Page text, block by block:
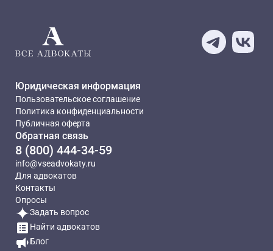
Юридическая информация
Пользовательское соглашение
Политика конфиденциальности
Публичная оферта
Обратная связь
8 (800) 444-34-59
info@vseadvokaty.ru
Для адвокатов
Контакты
Опросы
Задать вопрос
Найти адвокатов
Блог